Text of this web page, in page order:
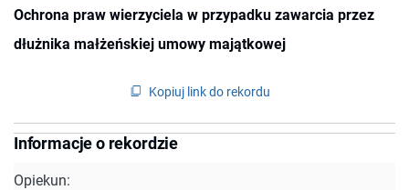
Ochrona praw wierzyciela w przypadku zawarcia przez
dłużnika małżeńskiej umowy majątkowej
Kopiuj link do rekordu
Informacje o rekordzie
Opiekun: